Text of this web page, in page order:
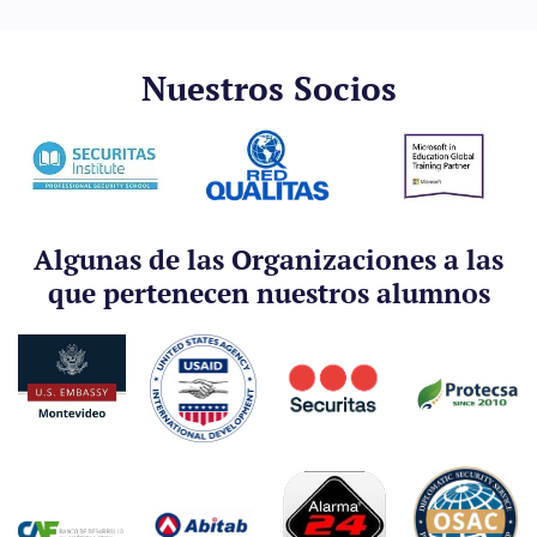
Nuestros Socios
Algunas de las Organizaciones a las
que pertenecen nuestros alumnos